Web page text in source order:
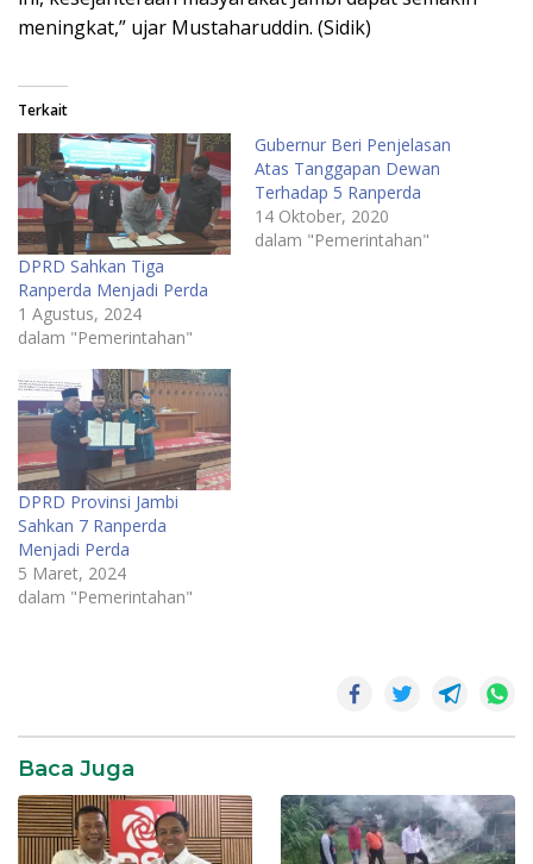
meningkat,” ujar Mustaharuddin. (Sidik)
Terkait
DPRD Sahkan Tiga
Ranperda Menjadi Perda
1 Agustus, 2024
dalam "Pemerintahan"
Gubernur Beri Penjelasan
Atas Tanggapan Dewan
Terhadap 5 Ranperda
14 Oktober, 2020
dalam "Pemerintahan"
DPRD Provinsi Jambi
Sahkan 7 Ranperda
Menjadi Perda
5 Maret, 2024
dalam "Pemerintahan"
PKS
Baca Juga